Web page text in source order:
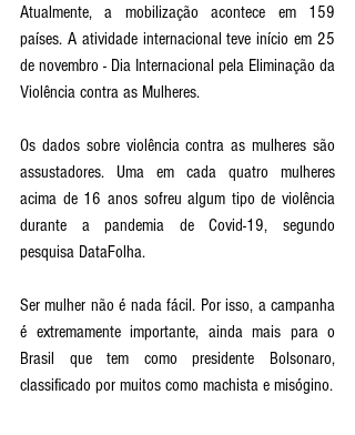
Atualmente, a mobilização acontece em 159
países. A atividade internacional teve início em 25
de novembro - Dia Internacional pela Eliminação da
Violência contra as Mulheres.
Os dados sobre violência contra as mulheres são
assustadores. Uma em cada quatro mulheres
acima de 16 anos sofreu algum tipo de violência
durante a pandemia de Covid-19, segundo
pesquisa DataFolha.
Ser mulher não é nada fácil. Por isso, a campanha
é extremamente importante, ainda mais para o
Brasil que tem como presidente Bolsonaro,